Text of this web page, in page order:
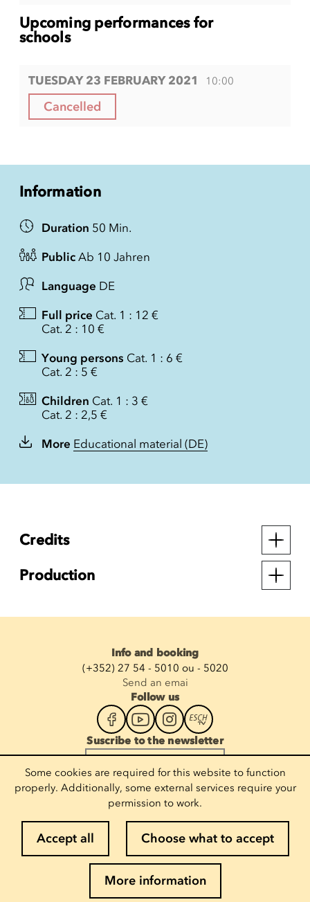
Upcoming performances for
schools
TUESDAY 23 FEBRUARY 2021 10:00
Cancelled
Information
Duration 50 Min.
Public Ab 10 Jahren
Language DE
Full price Cat. 1 : 12 €
Cat. 2 : 10 €
Young persons Cat. 1 : 6 €
Cat. 2 : 5 €
Children Cat. 1 : 3 €
Cat. 2 : 2,5 €
More Educational material (DE)
Credits
Production
Info and booking
(+352) 27 54 - 5010 ou - 5020
Send an emai
Follow us
Suscribe to the newsletter
Cookie policy
Privacy policy
Some cookies are required for this website to function
properly. Additionally, some external services require your
permission to work.
Accept all Choose what to accept
More information